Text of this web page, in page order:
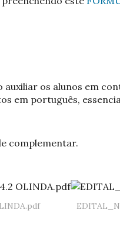
os alunos em
em português,
complementar.